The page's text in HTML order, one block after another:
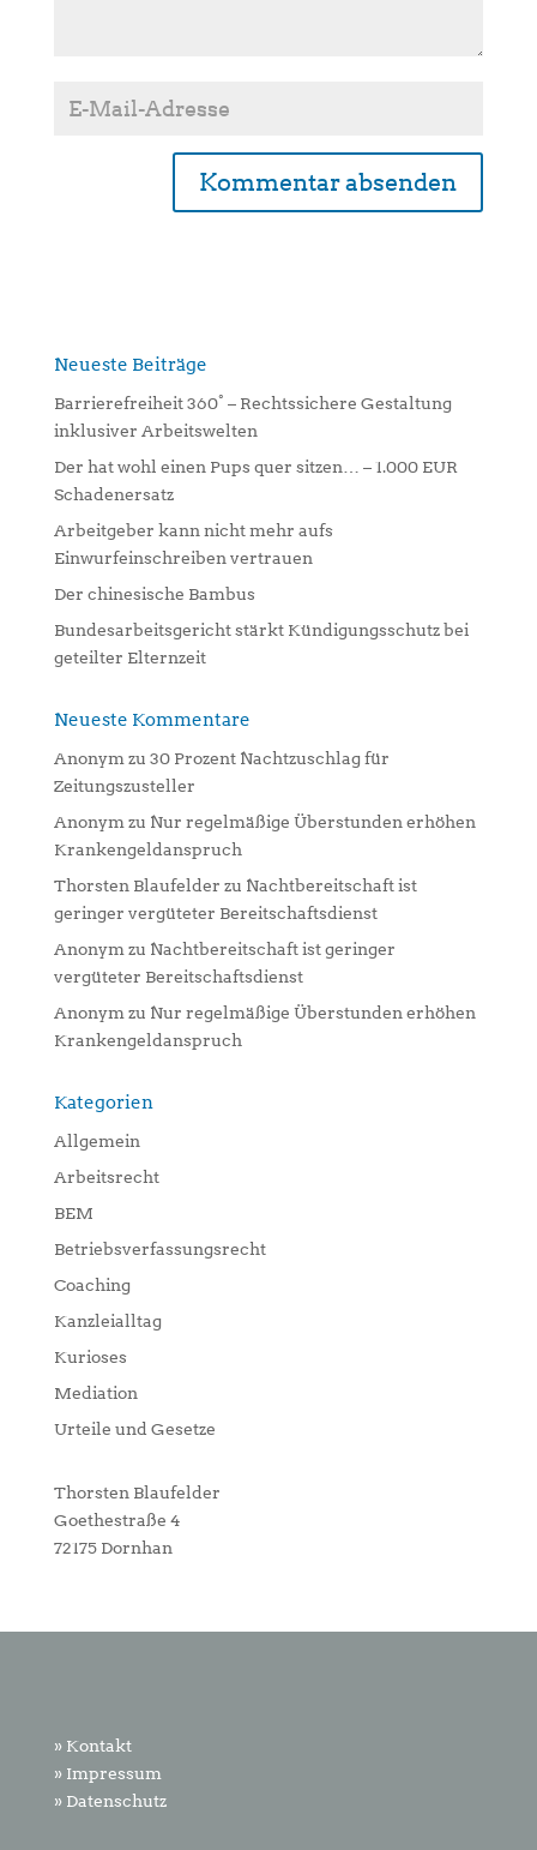
n
v
e
:
Neueste Beiträge
Barrierefreiheit 360° – Rechtssichere Gestaltung
inklusiver Arbeitswelten
Der hat wohl einen Pups quer sitzen… – 1.000 EUR
Schadenersatz
Arbeitgeber kann nicht mehr aufs
Einwurfeinschreiben vertrauen
Der chinesische Bambus
Bundesarbeitsgericht stärkt Kündigungsschutz bei
geteilter Elternzeit
Neueste Kommentare
Anonym zu 30 Prozent Nachtzuschlag für
Zeitungszusteller
Anonym zu Nur regelmäßige Überstunden erhöhen
Krankengeldanspruch
Thorsten Blaufelder zu Nachtbereitschaft ist
geringer vergüteter Bereitschaftsdienst
Anonym zu Nachtbereitschaft ist geringer
vergüteter Bereitschaftsdienst
Anonym zu Nur regelmäßige Überstunden erhöhen
Krankengeldanspruch
Kategorien
Allgemein
Arbeitsrecht
BEM
Betriebsverfassungsrecht
Coaching
Kanzleialltag
Kurioses
Mediation
Urteile und Gesetze
Thorsten Blaufelder
Goethestraße 4
72175 Dornhan
» Kontakt
» Impressum
» Datenschutz